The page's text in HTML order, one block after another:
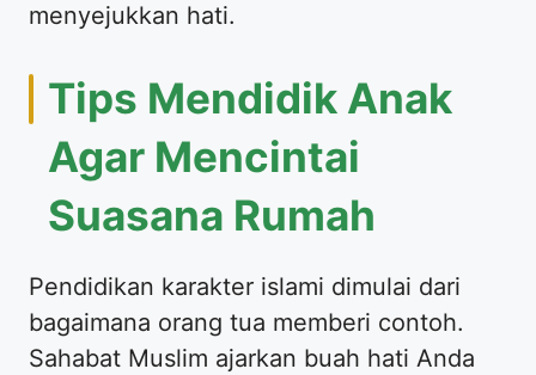
menyejukkan hati.
Tips Mendidik Anak
Agar Mencintai
Suasana Rumah
Pendidikan karakter islami dimulai dari
bagaimana orang tua memberi contoh.
Sahabat Muslim ajarkan buah hati Anda